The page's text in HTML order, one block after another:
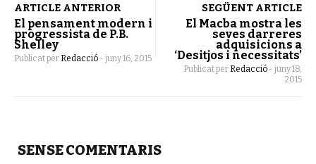
ARTICLE ANTERIOR
El pensament modern i
progressista de P.B.
Shelley
Publicat per Redacció - juny 16, 2015
SEGÜENT ARTICLE
El Macba mostra les
seves darreres
adquisicions a
‘Desitjos i necessitats’
Publicat per Redacció - juny 18,
2015
SENSE COMENTARIS